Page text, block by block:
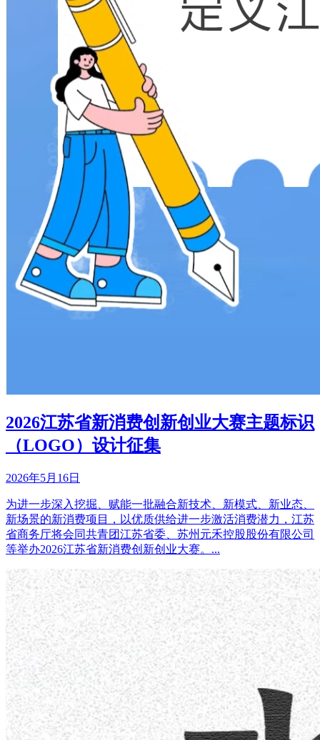
2026江苏省新消费创新创业大赛主题标识
（LOGO）设计征集
2026年5月16日
为进一步深入挖掘、赋能一批融合新技术、新模式、新业态、
新场景的新消费项目，以优质供给进一步激活消费潜力，江苏
省商务厅将会同共青团江苏省委、苏州元禾控股股份有限公司
等举办2026江苏省新消费创新创业大赛。...